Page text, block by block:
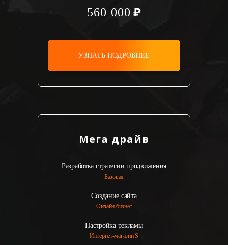
560 000
УЗНАТЬ ПОДРОБНЕЕ
Мега драйв
Разработка стратегии продвижения
Базовая
Создание сайта
Онлайн бизнес
Настройка рекламы
Интернет-магазин S